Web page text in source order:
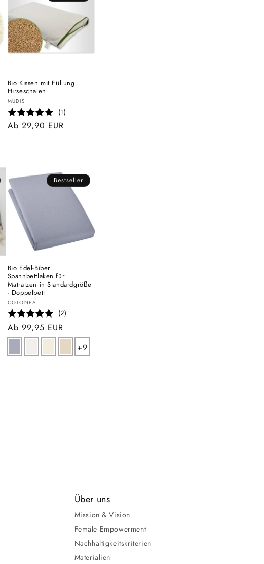
Bio Kissen mit Füllung
Hirseschalen
Anbieter:
MUDIS
(1)
Normaler
Ab 29,90 EUR
Bestseller
Bio Edel-Biber
Spannbettlaken für
Matratzen in Standardgröße
- Doppelbett
Anbieter:
COTONEA
(2)
Normaler
Preis
Ab 99,95 EUR
+9
Über uns
Mission & Vision
Female Empowerment
Nachhaltigkeitskriterien
Materialien